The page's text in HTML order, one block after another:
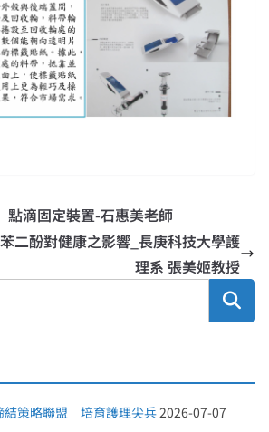
點滴固定裝置-石惠美老師
二酚對健康之影響_長庚科技大學護
理系 張美姬教授
結策略聯盟 培育護理尖兵2026-07-07